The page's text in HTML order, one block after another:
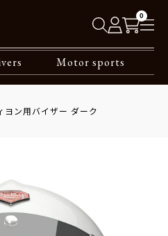
0
Motor sports
ヨン用バイザー ダーク